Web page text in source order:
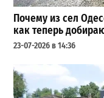
Почему из сел
как теперь
23-07-2026 в 14:36